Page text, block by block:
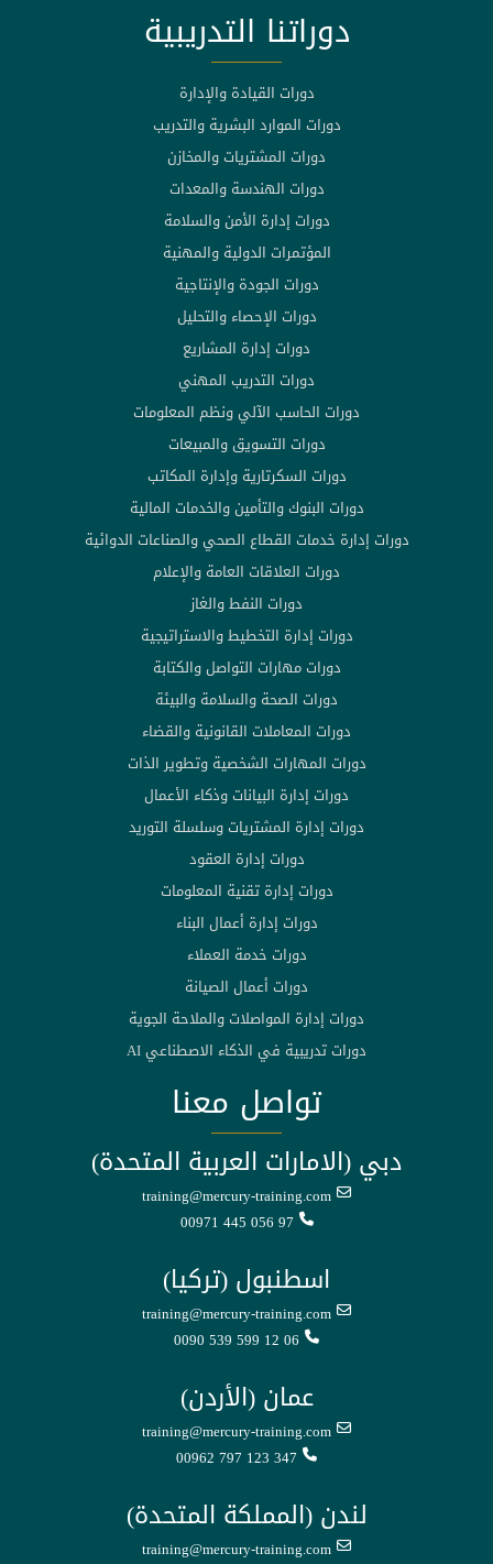
دوراتنا التدريبية
دورات القيادة والإدارة
دورات الموارد البشرية والتدريب
دورات المشتريات والمخازن
دورات الهندسة والمعدات
دورات إدارة الأمن والسلامة
المؤتمرات الدولية والمهنية
دورات الجودة والإنتاجية
دورات الإحصاء والتحليل
دورات إدارة المشاريع
دورات التدريب المهني
دورات الحاسب الآلي ونظم المعلومات
دورات التسويق والمبيعات
دورات السكرتارية وإدارة المكاتب
دورات البنوك والتأمين والخدمات المالية
دورات إدارة خدمات القطاع الصحي والصناعات الدوائية
دورات العلاقات العامة والإعلام
دورات النفط والغاز
دورات إدارة التخطيط والاستراتيجية
دورات مهارات التواصل والكتابة
دورات الصحة والسلامة والبيئة
دورات المعاملات القانونية والقضاء
دورات المهارات الشخصية وتطوير الذات
دورات إدارة البيانات وذكاء الأعمال
دورات إدارة المشتريات وسلسلة التوريد
دورات إدارة العقود
دورات إدارة تقنية المعلومات
دورات إدارة أعمال البناء
دورات خدمة العملاء
دورات أعمال الصيانة
دورات إدارة المواصلات والملاحة الجوية
دورات تدريبية في الذكاء الاصطناعي AI
تواصل معنا
دبي (الامارات العربية المتحدة)
training@mercury-training.com
00971 445 056 97
اسطنبول (تركيا)
training@mercury-training.com
0090 539 599 12 06
عمان (الأردن)
training@mercury-training.com
00962 797 123 347
لندن (المملكة المتحدة)
training@mercury-training.com